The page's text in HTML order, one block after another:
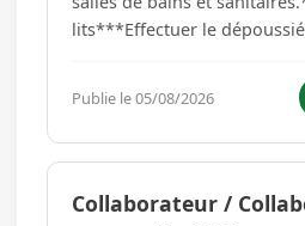
lits***Effectuer le
l'aspirateur, le balai et la
aussi aide au petit déjeuner Horaires : 8h - 13h
Travail 6j...
Publie le 05/08/2026
Collaborateur /